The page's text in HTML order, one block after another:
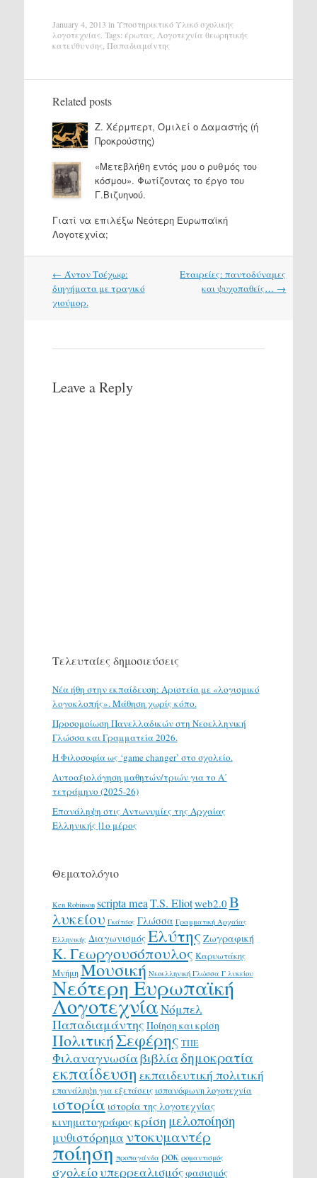
January 4, 2013 in Υποστηρικτικό Υλικό σχολικής
λογοτεχνίας. Tags: έρωτας, Λογοτεχνία θεωρητικής
κατεύθυνσης, Παπαδιαμάντης
Related posts
Ζ. Χέρμπερτ, Ομιλεί ο Δαμαστής (ή
Προκρούστης)
«Μετεβλήθη εντός μου ο ρυθμός του
κόσμου». Φωτίζοντας το έργο του
Γ.Βιζυηνού.
Γιατί να επιλέξω Νεότερη Ευρωπαϊκή
Λογοτεχνία;
Post
navigation
← Άντον Τσέχωφ:
διηγήματα με τραγικό
χιούμορ.
Εταιρείες: παντοδύναμες
και ψυχοπαθείς… →
Leave a Reply
Τελευταίες δημοσιεύσεις
Νέα ήθη στην εκπαίδευση: Αριστεία με «λογισμικό
λογοκλοπής». Μάθηση χωρίς κόπο.
Προσομοίωση Πανελλαδικών στη Νεοελληνική
Γλώσσα και Γραμματεία 2026.
H Φιλοσοφία ως ‘game changer’ στο σχολείο.
Αυτοαξιολόγηση μαθητών/τριών για το Α΄
τετράμηνο (2025-26)
Επανάληψη στις Αντωνυμίες της Αρχαίας
Ελληνικής |1ο μέρος
Θεματολόγιο
Ken Robinson scripta meaT.S. Eliotweb2.0 Β
λυκείου Γκάτσος Γλώσσα Γραμματική Αρχαίας
Ελληνικής ΔιαγωνισμόςΕλύτης Ζωγραφική
Κ. Γεωργουσόπουλος Καρυωτάκης
ΜνήμηΜουσική Νεοελληνική Γλώσσα Γ λυκείου
Νεότερη Ευρωπαϊκή
ΛογοτεχνίαΝόμπελ
Παπαδιαμάντης Ποίηση και κρίση
ΠολιτικήΣεφέρης ΤΠΕ
Φιλαναγνωσίαβιβλίαδημοκρατία
εκπαίδευση εκπαιδευτική πολιτική
επανάληψη για εξετάσεις ισπανόφωνη λογοτεχνία
ιστορία ιστορία της λογοτεχνίας
κινηματογράφοςκρίση μελοποίηση
μυθιστόρημα ντοκυμαντέρ
ποίηση προπαγάνδα ροκ ρομαντισμός
σχολείουπερρεαλισμόςφασισμός